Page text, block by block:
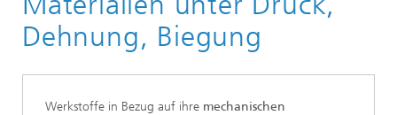
Dehnung, Biegung
Werkstoffe in Bezug auf ihre mechanischen